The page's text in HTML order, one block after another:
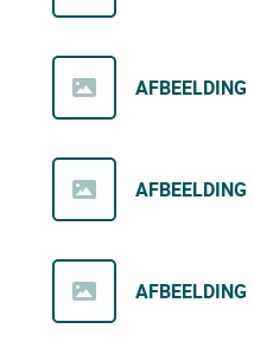
AFBEELDING
AFBEELDING
AFBEELDING